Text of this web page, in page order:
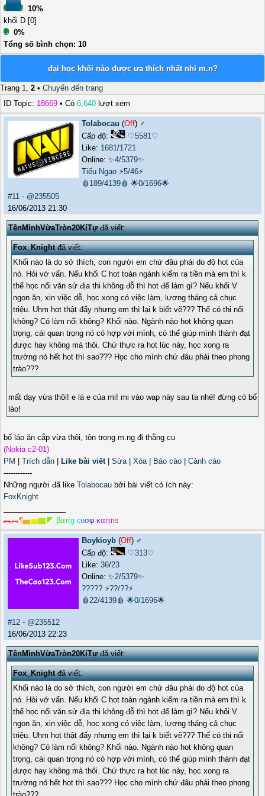
10%
khối D [0]
0%
Tổng số bình chọn: 10
đại học khối nào được ưa thích nhất nhỉ m.n?
Trang 1, 2 • Chuyển đến trang
ID Topic: 18669 • Có 6,640 lượt xem
Tolabocau (Off) ♂️
Cấp độ:
♡5581♡
Like: 1681/1721
Online: ✨4/5379✨
Tiếu Ngạo ⚡5/46⚡
🩸189/4139🩸 🌟0/1696🌟
#11 - @235505
16/06/2013 21:30
TênMìnhVừaTròn20KíTựđã viết:
Fox_Knightđã viết:
Khối nào là do sở thích, con người em chứ đâu phải do độ hot của
nó. Hỏi vớ vẩn. Nếu khối C hot toàn ngành kiếm ra tiền mà em thì k
thể học nổi văn sử địa thi không đỗ thì hot để làm gì? Nếu khối V
ngon ăn, xin việc dễ, học xong có việc làm, lương tháng cả chục
triệu. Uhm hot thật đấy nhưng em thì lại k biết vẽ??? Thế có thi nổi
không? Có làm nổi không? Khối nào. Ngành nào hot không quan
trọng, cái quan trọng nó có hợp với mình, có thể giúp mình thành đạt
được hay không mà thôi. Chứ thực ra hot lúc này, học xong ra
trường nó hết hot thì sao??? Học cho mình chứ đâu phải theo phong
trào???
mất dạy vừa thôi! e là e của mi! mi vào wap này sau ta nhé! đừng có bố
láo!
bố láo ăn cắp vừa thôi, tôn trọng m.ng đi thằng cu
(Nokia c2-01)
PM
Trích dẫn Like bài viết| Sửa| Xóa| Báo cáo
Cảnh cáo
------------
Những người đã like Tolabocau bởi bài viết có ích này:
FoxKnight
︻︻¶▅▆▇◤ βαπg ςυσφ καπrιs
Boykioyb (Off) ♂️
Cấp độ:
♡313♡
Like: 36/23
Online: ✨2/5379✨
????? ⚡??/??⚡
🩸22/4139🩸 🌟0/1696🌟
#12 - @235512
16/06/2013 22:23
TênMìnhVừaTròn20KíTựđã viết:
Fox_Knightđã viết:
Khối nào là do sở thích, con người em chứ đâu phải do độ hot của
nó. Hỏi vớ vẩn. Nếu khối C hot toàn ngành kiếm ra tiền mà em thì k
thể học nổi văn sử địa thi không đỗ thì hot để làm gì? Nếu khối V
ngon ăn, xin việc dễ, học xong có việc làm, lương tháng cả chục
triệu. Uhm hot thật đấy nhưng em thì lại k biết vẽ??? Thế có thi nổi
không? Có làm nổi không? Khối nào. Ngành nào hot không quan
trọng, cái quan trọng nó có hợp với mình, có thể giúp mình thành đạt
được hay không mà thôi. Chứ thực ra hot lúc này, học xong ra
trường nó hết hot thì sao??? Học cho mình chứ đâu phải theo phong